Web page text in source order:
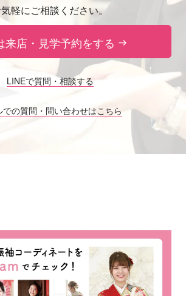
軽にご相談ください。
来店・見学予約をする
LINEで質問・相談する
での質問・問い合わせはこちら